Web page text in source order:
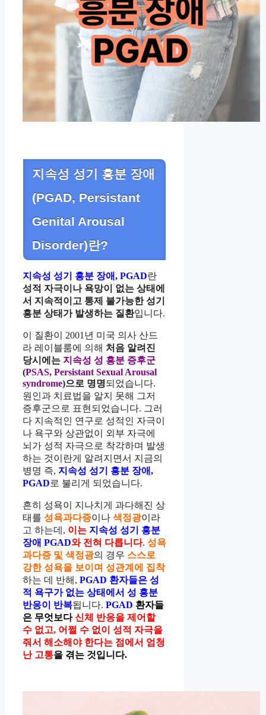
지속성 성기 흥분 장애
(PGAD, Persistant
Genital Arousal
Disorder)란?
지속성 성기 흥분 장애, PGAD란
성적 자극이나 욕망이 없는 상태에
서 지속적이고 통제 불가능한 성기
흥분 상태가 발생하는 질환입니다.
이 질환이 2001년 미국 의사 산드
라 레이블룸에 의해 처음 알려진
당시에는 지속성 성 흥분 증후군
(PSAS, Persistant Sexual Arousal
syndrome)으로 명명되었습니다.
원인과 치료법을 알지 못해 그저
증후군으로 표현되었습니다. 그러
다 지속적인 연구로 성적인 자극이
나 욕구와 상관없이 외부 자극에
뇌가 성적 자극으로 착각하며 발생
하는 것이란게 알려지면서 지금의
병명 즉, 지속성 성기 흥분 장애,
PGAD 로 불리게 되었습니다.
흔히 성욕이 지나치게 과다해진 상
태를 성욕과다증이나 색정광이라
고 하는데, 이는 지속성 성기 흥분
장애 PGAD와 전혀 다릅니다. 성욕
과다증 및 색정광의 경우 스스로
강한 성욕을 보이며 성관계에 집착
하는 데 반해, PGAD 환자들은 성
적 욕구가 없는 상태에서 성 흥분
반응이 반복됩니다. PGAD 환자들
은 무엇보다신체 반응을 제어할
수 없고, 어쩔 수 없이 성적 자극을
줘서 해소해야 한다는 점에서 엄청
난 고통을 겪는 것입니다.